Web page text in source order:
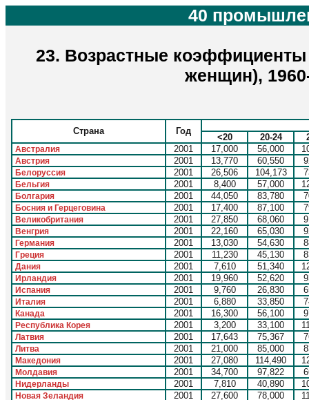
40
23. Возрастные
женщин),
Страна Год
<20 20-24
Австралия 2001 17,000 56,000
Австрия 2001 13,770 60,550
Белоруссия 2001 26,506 104,173
Бельгия 2001 8,400 57,000
Болгария 2001 44,050 83,780
Босния и Герцеговина 2001 17,400 87,100
Великобритания 2001 27,850 68,060
Венгрия 2001 22,160 65,030
Германия 2001 13,030 54,630
Греция 2001 11,230 45,130
Дания 2001 7,610 51,340
Ирландия 2001 19,960 52,620
Испания 2001 9,760 26,830
Италия 2001 6,880 33,850
Канада 2001 16,300 56,100
Республика Корея 2001 3,200 33,100
Латвия 2001 17,643 75,367
Литва 2001 21,000 85,000
Македония 2001 27,080 114,490
Молдавия 2001 34,700 97,822
Нидерланды 2001 7,810 40,890
Новая Зеландия 2001 27,600 78,000